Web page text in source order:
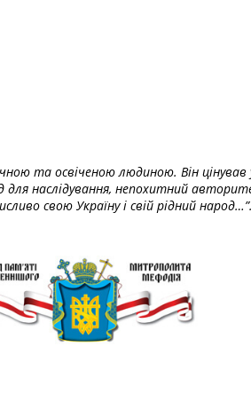
та освіченою людиною. Він
наслідування, непохитний
свою Україну і свій рідний народ…”.